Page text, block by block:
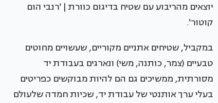
יוצאים מהריבוע עם שטיח בדיגום כוורת | 'רנבי הום
קוטור'.
במקביל, שטיחים אתניים מקוריים, שעשויים מחוטים
טבעיים (צמר, כותנה, משי) ונארגים בעבודת יד
מסורתית, ממשיכים גם הם להיות מבוקשים כפריטים
בעלי ערך אותנטי של עבודת יד, שכיות חמדה שלעולם